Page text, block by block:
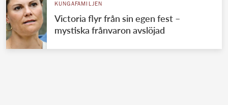
KUNGAFAMILJEN
Victoria flyr från sin egen fest –
mystiska frånvaron avslöjad